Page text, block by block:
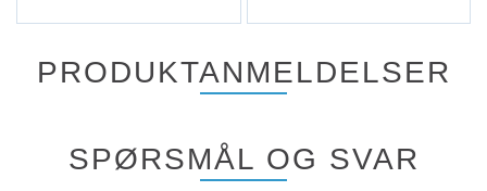
PRODUKTANMELDELSER
SPØRSMÅL OG SVAR